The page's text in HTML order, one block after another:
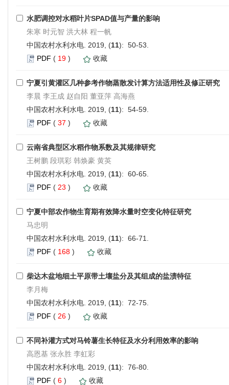
水肥调控对水稻叶片SPAD值与产量的影响
朱寒 时元智 洪大林 程一帆
中国农村水利水电. 2019, (11): 50-53.
PDF ( 19 ) 收藏
宁夏引黄灌区几种参考作物蒸散发计算方法适用性及修正研究
李晨 李王成 赵自阳 董亚萍 高海燕
中国农村水利水电. 2019, (11): 54-59.
PDF ( 37 ) 收藏
云南省典型区水稻作物系数及其规律研究
王树鹏 段琪彩 韩焕豪 黄英
中国农村水利水电. 2019, (11): 60-65.
PDF ( 23 ) 收藏
宁夏中部农作物生育期有效降水量时空变化特征研究
马忠明
中国农村水利水电. 2019, (11): 66-71.
PDF ( 168 ) 收藏
柴达木盆地细土平原带土壤盐分及其组成的盐渍特征
李月梅
中国农村水利水电. 2019, (11): 72-75.
PDF ( 26 ) 收藏
不同补灌方式对马铃薯生长特征及水分利用效率的影响
高恩基 张永胜 李虹彩
中国农村水利水电. 2019, (11): 76-80.
PDF ( 6 ) 收藏